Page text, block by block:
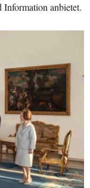
anbietet.